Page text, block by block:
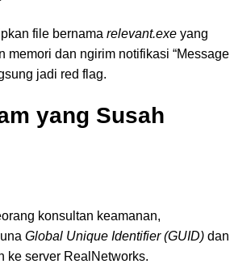
file bernama relevant.exe yang
memori dan ngirim notifikasi “Message
jadi red flag.
yang Susah
konsultan keamanan,
Global Unique Identifier (GUID) dan
ke server RealNetworks.